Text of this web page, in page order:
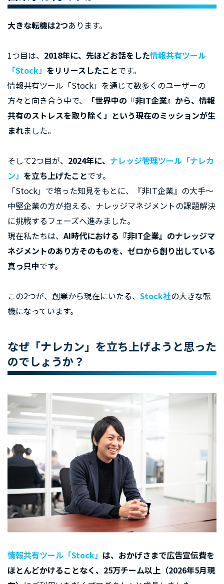
大きな転機は2つあります。
1つ目は、 2018年に、先ほどお話をした情報共有ツール
「Stock」 をリリースしたことです。
情報共有ツール「Stock」を通じて数多くのユーザーの
方々と向き合う中で、
「世界中の『非IT企業』から、情報
共有のストレスを取り除く」という現在のミッションが生
まれました。
そして2つ目が、 2024年に、 ナレッジ管理ツール「ナレカ
ン」 を立ち上げたことです。
「Stock」で培った知見をもとに、『非IT企業』の大手〜
中堅企業の方が抱える、ナレッジマネジメントの課題解決
に挑戦するフェーズへ進みました。
現在私たちは、 AI時代における『非IT企業』のナレッジマ
ネジメントのあり方そのものを、ゼロから創り出している
真っ只中です。
この2つが、創業から現在にいたる、 Stock社の大きな転
機になっています。
なぜ「ナレカン」を立ち上げようと思った
のでしょうか？
情報共有ツール「Stock」 は、おかげさまで広告宣伝費を
ほとんどかけることなく、25万チーム以上（2026年5月現